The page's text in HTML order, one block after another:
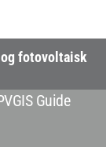
fotovoltaisk
Guide